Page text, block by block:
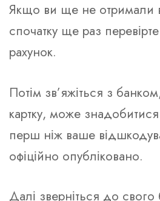
Якщо ви ще не отримали
спочатку ще раз
рахунок.
Потім зв’яжіться з
картку, може
перш ніж ваше
офіційно опубліковано.
Далі зверніться до свого